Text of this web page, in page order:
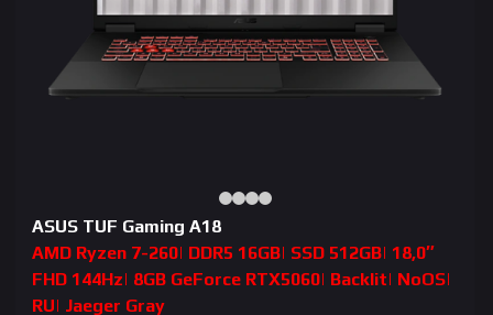
ASUS TUF Gaming A18
AMD Ryzen 7-260| DDR5 16GB| SSD 512GB| 18,0″
FHD 144Hz| 8GB GeForce RTX5060| Backlit| NoOS|
RU| Jaeger Gray